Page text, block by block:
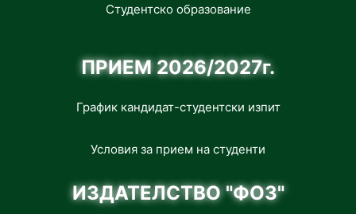
Студентско образование
ПРИЕМ 2026/2027г.
График кандидат-студентски изпит
Условия за прием на студенти
ИЗДАТЕЛСТВО "ФОЗ"